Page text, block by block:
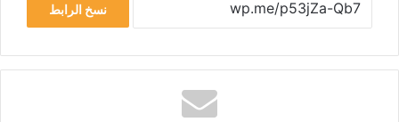
نسخ الرابط